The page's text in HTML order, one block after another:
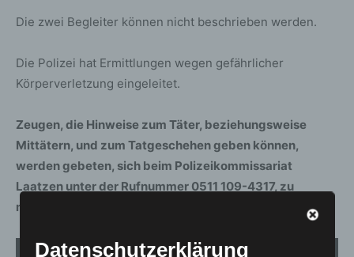
Die zwei Begleiter können nicht beschrieben werden.
Die Polizei hat Ermittlungen wegen gefährlicher
Körperverletzung eingeleitet.
Zeugen, die Hinweise zum Täter, beziehungsweise
Mittätern, und zum Tatgeschehen geben können,
werden gebeten, sich beim Polizeikommissariat
Laatzen unter der Rufnummer 0511 109-4317, zu
melden.
Datenschutzerklärung